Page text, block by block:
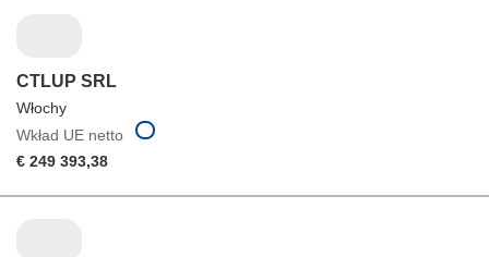
CTLUP SRL
Włochy
Wkład UE netto
€ 249 393,38